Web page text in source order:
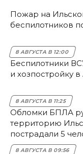
Пожар на
беспилотников
8 АВГУСТА В 12:00
Беспилотники
и хозпостройку
8 АВГУСТА В 11:25
Обломки БПЛА
территорию
пострадали 5
8 АВГУСТА В 09:56